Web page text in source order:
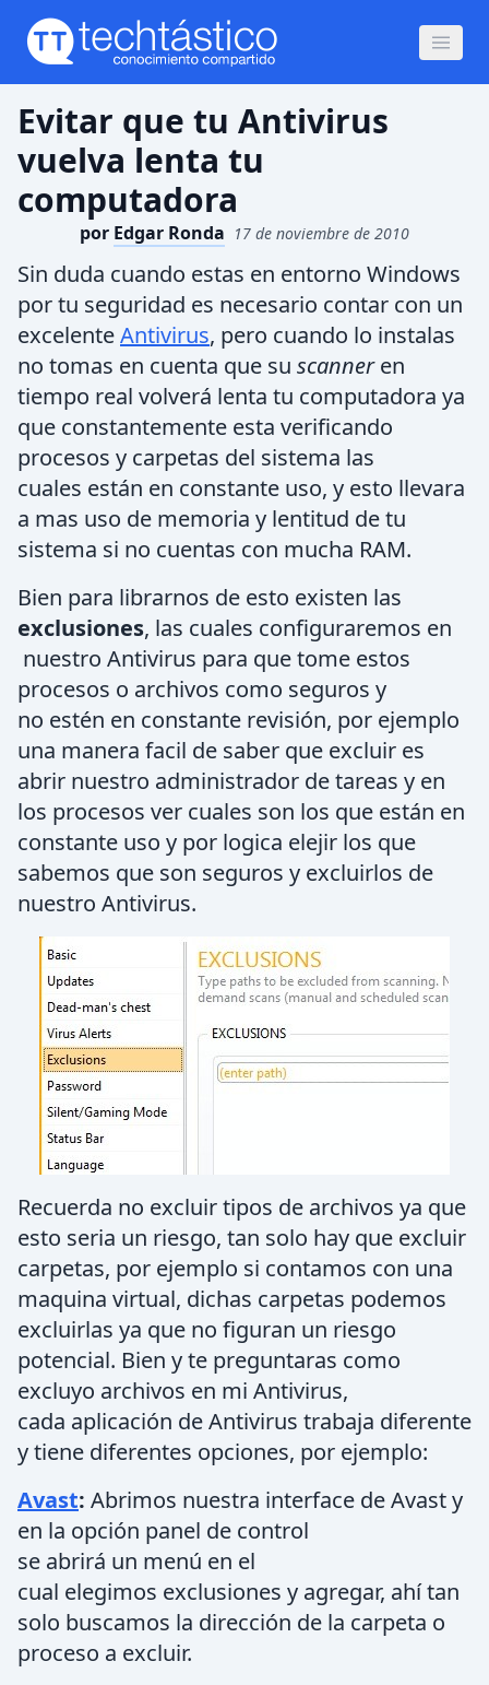
Evitar que tu Antivirus
vuelva lenta tu
computadora
por Edgar Ronda 17 de noviembre de 2010
Sin duda cuando estas en entorno Windows
por tu seguridad es necesario contar con un
excelenteAntivirus, pero cuando lo instalas
no tomas en cuenta que su scanneren
tiempo real volverá lenta tu computadora ya
que constantemente esta verificando
procesos y carpetas del sistema las
cuales están en constante uso, y esto llevara
a mas uso de memoria y lentitud de tu
sistema si no cuentas con mucha RAM.
Bien para librarnos de esto existen las
exclusiones, las cuales configuraremos en
nuestro Antivirus para que tome estos
procesos o archivos como seguros y
no estén en constante revisión, por ejemplo
una manera facil de saber que excluir es
abrir nuestro administrador de tareas y en
los procesos ver cuales son los que están en
constante uso y por logica elejir los que
sabemos que son seguros y excluirlos de
nuestro Antivirus.
Recuerda no excluir tipos de archivos ya que
esto seria un riesgo, tan solo hay que excluir
carpetas, por ejemplo si contamos con una
maquina virtual, dichas carpetas podemos
excluirlas ya que no figuran un riesgo
potencial. Bien y te preguntaras como
excluyo archivos en mi Antivirus,
cada aplicación de Antivirus trabaja diferente
y tiene diferentes opciones, por ejemplo:
Avast: Abrimos nuestra interface de Avast y
en la opción panel de control
se abrirá un menú en el
cual elegimos exclusiones y agregar, ahí tan
solo buscamos la dirección de la carpeta o
proceso a excluir.